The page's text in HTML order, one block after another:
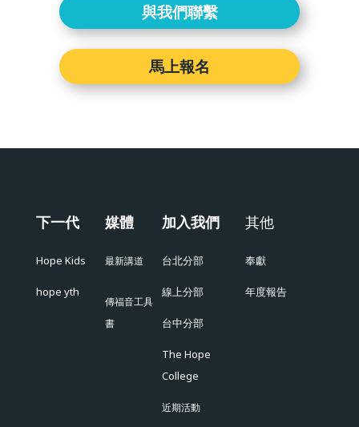
與我們聯繫
馬上報名
下一代
Hope Kids
hope yth
媒體
最新講道
傳福音工具
書
加入我們
台北分部
線上分部
台中分部
The Hope
College
近期活動
其他
奉獻
年度報告